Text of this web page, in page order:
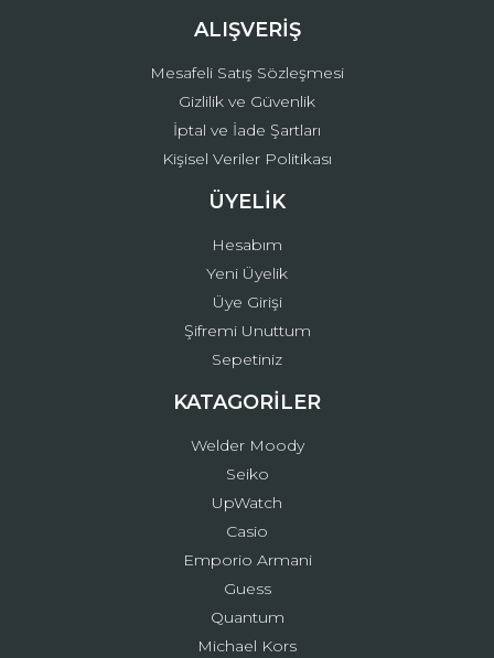
ALIŞVERİŞ
Mesafeli Satış Sözleşmesi
Gizlilik ve Güvenlik
İptal ve İade Şartları
Kişisel Veriler Politikası
ÜYELİK
Hesabım
Yeni Üyelik
Üye Girişi
Şifremi Unuttum
Sepetiniz
KATAGORİLER
Welder Moody
Seiko
UpWatch
Casio
Emporio Armani
Guess
Quantum
Michael Kors